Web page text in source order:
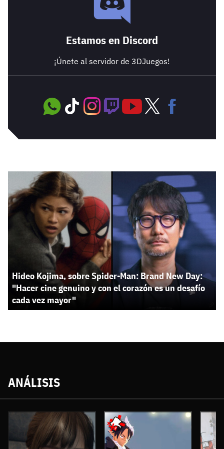
Estamos en Discord
¡Únete al servidor de 3DJuegos!
Hideo Kojima, sobre Spider-Man: Brand New Day:
"Hacer cine genuino y con el corazón es un desafío
cada vez mayor"
ANÁLISIS